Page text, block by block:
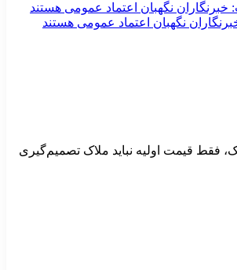
نگهبان اعتماد عمومی هستند
فقط قیمت اولیه نباید ملاک تصمیم‌گیری